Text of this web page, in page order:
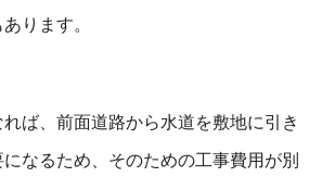
ります。
ば、前面道路から水道を敷地に引き
なるため、そのための工事費用が別